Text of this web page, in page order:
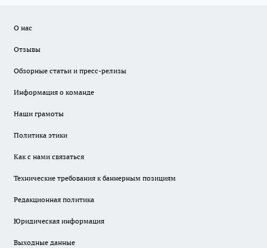
О нас
Отзывы
Обзорные статьи и пресс-релизы
Информация о команде
Наши грамоты
Политика этики
Как с нами связаться
Технические требования к баннерным позициям
Редакционная политика
Юридическая информация
Выходные данные